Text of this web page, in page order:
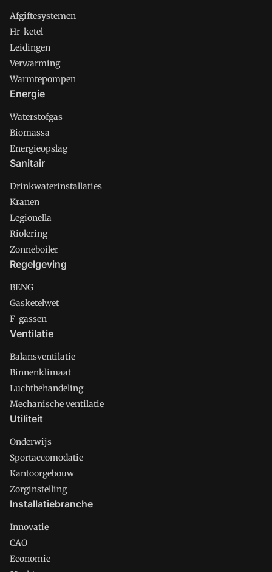
Afgiftesystemen
Hr-ketel
Leidingen
Verwarming
Warmtepompen
Energie
Waterstofgas
Biomassa
Energieopslag
Sanitair
Drinkwaterinstallaties
Kranen
Legionella
Riolering
Zonneboiler
Regelgeving
BENG
Gasketelwet
F-gassen
Ventilatie
Balansventilatie
Binnenklimaat
Luchtbehandeling
Mechanische ventilatie
Utiliteit
Onderwijs
Sportaccomodatie
Kantoorgebouw
Zorginstelling
Installatiebranche
Innovatie
CAO
Economie